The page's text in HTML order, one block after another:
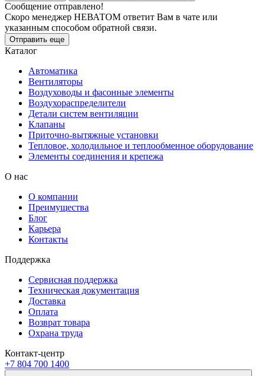
Сообщение отправлено!
Скоро менеджер НЕВАТОМ ответит Вам в чате или
указанным способом обратной связи.
Отправить еще
Каталог
Автоматика
Вентиляторы
Воздуховоды и фасонные элементы
Воздухораспределители
Детали систем вентиляции
Клапаны
Приточно-вытяжные установки
Тепловое, холодильное и теплообменное оборудование
Элементы соединения и крепежа
О нас
О компании
Преимущества
Блог
Карьера
Контакты
Поддержка
Сервисная поддержка
Техническая документация
Доставка
Оплата
Возврат товара
Охрана труда
Контакт-центр
+7 804 700 1400